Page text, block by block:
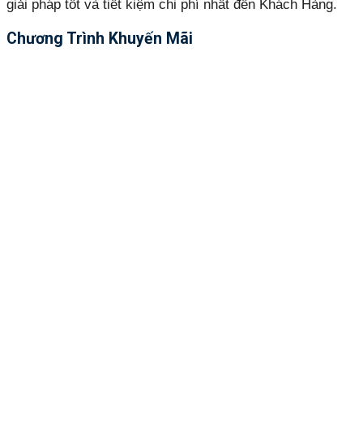
giải pháp tốt và tiết kiệm chi phí nhất đến Khách Hàng.
Chương Trình Khuyến Mãi